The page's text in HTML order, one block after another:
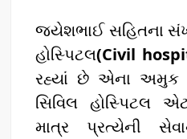
જયેશભાઈ સહિતના
હોસ્પિટલ(Civil
રહ્યાં છે એના અમુક
સિવિલ હોસ્પિટલ
માત્ર પ્રત્યેની